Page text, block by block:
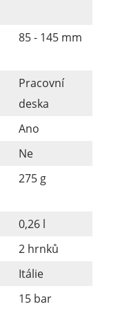
85 - 145 mm
Pracovní
deska
Ano
Ne
275 g
0,26 l
2 hrnků
Itálie
15 bar